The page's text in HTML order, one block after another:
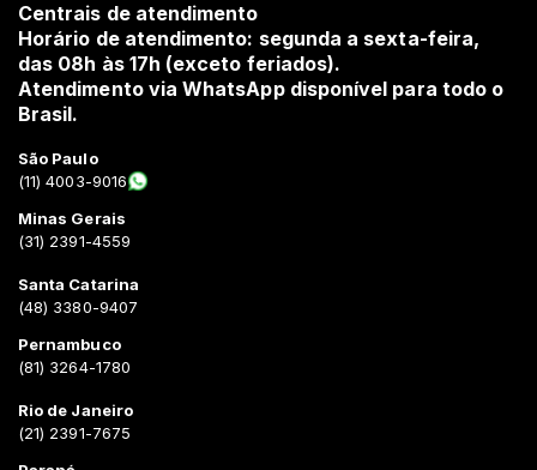
Centrais de atendimento
Horário de atendimento: segunda a sexta-feira,
das 08h às 17h (exceto feriados).
Atendimento via WhatsApp disponível para todo o
Brasil.
São Paulo
(11) 4003-9016
Minas Gerais
(31) 2391-4559
Santa Catarina
(48) 3380-9407
Pernambuco
(81) 3264-1780
Rio de Janeiro
(21) 2391-7675